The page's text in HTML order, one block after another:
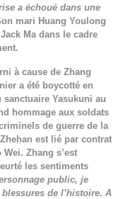
a échoué dans une
mari Huang Youlong
Ma dans le cadre
à cause de Zhang
a été boycotté en
Yasukuni au
hommage aux soldats
de guerre de la
est lié par contrat
Zhang s’est
les sentiments
public, je
de l’histoire. A